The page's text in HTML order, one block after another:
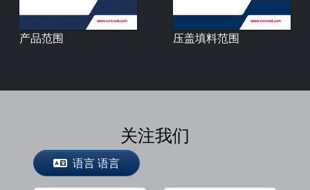
产品范围 压盖填料范围
关注我们
语言 语言